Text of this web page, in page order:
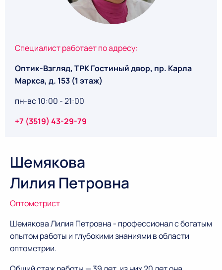
Специалист работает по адресу:
Оптик-Взгляд, ТРК Гостиный двор, пр. Карла
Маркса, д. 153 (1 этаж)
пн-вс 10:00 - 21:00
+7 (3519) 43-29-79
Шемякова
Лилия Петровна
Оптометрист
Шемякова Лилия Петровна - профессионал с богатым
опытом работы и глубокими знаниями в области
оптометрии.